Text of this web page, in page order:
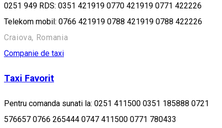
0251 949 RDS: 0351 421919 0770 421919 0771 422226
Telekom mobil: 0766 421919 0788 421919 0788 422226
Craiova, Romania
Companie de taxi
Taxi Favorit
Pentru comanda sunati la: 0251 411500 0351 185888 0721
576657 0766 265444 0747 411500 0771 780433